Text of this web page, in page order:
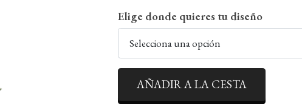
Elige donde quieres tu diseño
Selecciona una opción
AÑADIR A LA CESTA